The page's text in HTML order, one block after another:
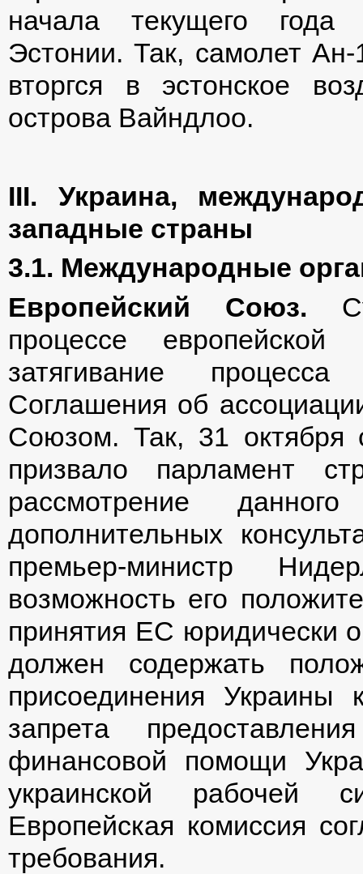
начала текущего года
Эстонии. Так, самолет
вторгся в эстонское
острова Вайндлоо.
ІІІ. Украина,
западные страны
3.1. Международные
Европейский Союз.
процессе европейской
затягивание
Соглашения об
Союзом. Так, 31 октября
призвало парламент
рассмотрение
дополнительных
премьер-министр
возможность его
принятия ЕС юридически
должен содержать
присоединения
запрета
финансовой помощи
украинской рабочей
Европейская комиссия
требования.